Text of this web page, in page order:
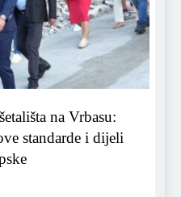
na Vrbasu:
standarde i dijeli